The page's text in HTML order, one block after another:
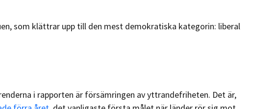
som klättrar upp till den mest demokratiska kategorin: liberal
i rapporten är försämringen av yttrandefriheten. Det är,